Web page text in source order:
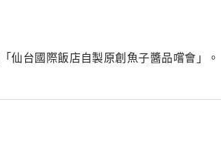
仙台國際飯店自製原創魚子醬品嚐會」。